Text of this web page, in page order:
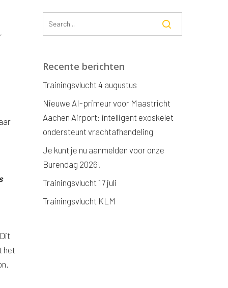
het
Recente berichten
Trainingsvlucht 4 augustus
Nieuwe AI-primeur voor Maastricht
Aachen Airport: intelligent exoskelet
ondersteunt vrachtafhandeling
Je kunt je nu aanmelden voor onze
Burendag 2026!
Trainingsvlucht 17 juli
Trainingsvlucht KLM